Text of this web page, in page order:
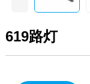
619路灯